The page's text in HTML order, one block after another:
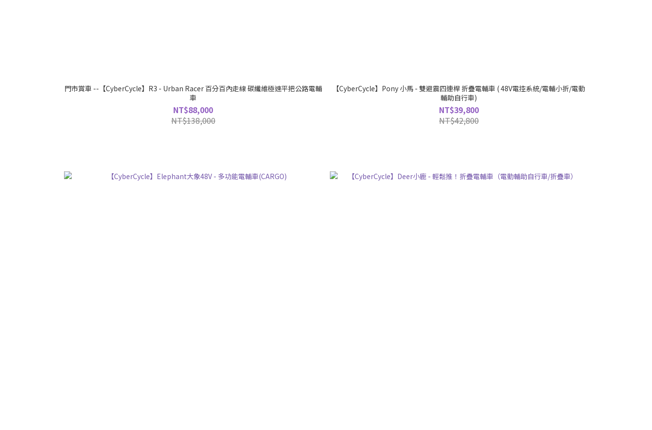
門市賞車 --【CyberCycle】R3 - Urban Racer 百分百內走線 碳纖維極速平把公路電輔
車
NT$88,000
NT$138,000
【CyberCycle】Pony 小馬 - 雙避震四連桿 折疊電輔車 ( 48V電控系統/電輔小折/電動
輔助自行車)
NT$39,800
NT$42,800